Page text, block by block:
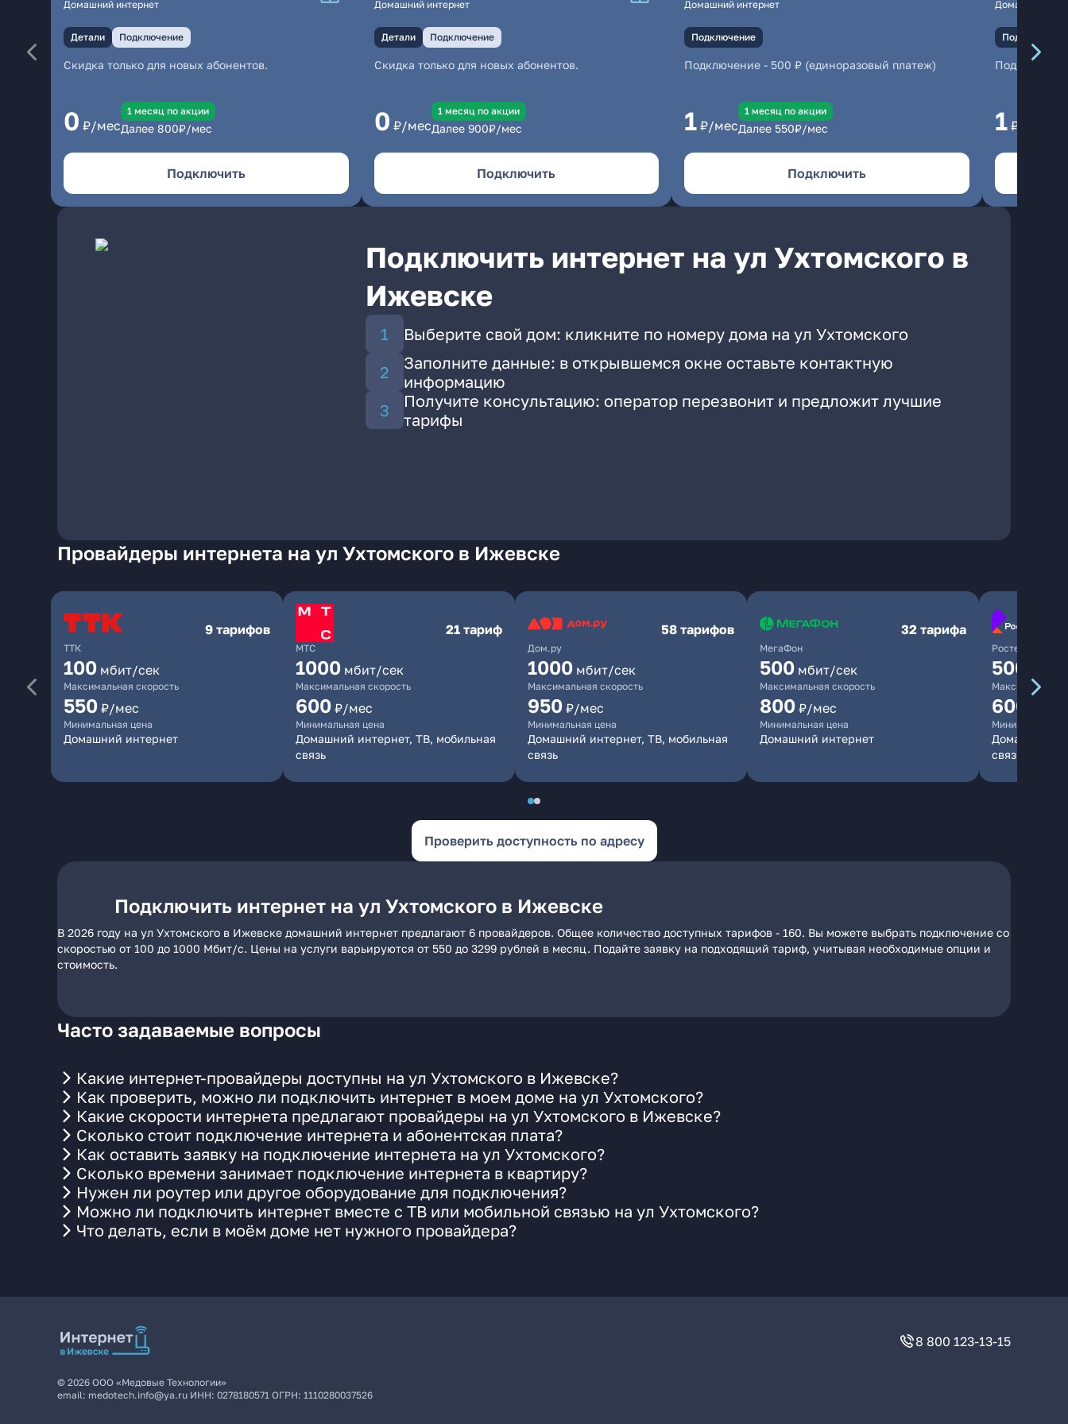
Домашний интернет
Детали Подключение
Скидка только для новых абонентов.
0 ₽/мес
1 месяц по акции
Далее 800₽/мес
Подключить
Домашний интернет
Детали Подключение
Скидка только для новых абонентов.
0 ₽/мес
1 месяц по акции
Далее 900₽/мес
Подключить
Домашний интернет
Подключение
Подключение - 500 ₽ (единоразовый платеж)
1 ₽/мес
1 месяц по акции
Далее 550₽/мес
Подключить
Домашний
Подключение
1 ₽/мес
Подключить интернет на ул Ухтомского в
Ижевске
Выберите свой дом: кликните по номеру дома на ул Ухтомского
Заполните данные: в открывшемся окне оставьте контактную
информацию
Получите консультацию: оператор перезвонит и предложит лучшие
тарифы
Провайдеры интернета на ул Ухтомского в Ижевске
ТТК
9 тарифов
100 мбит/сек
Максимальная скорость
550 ₽/мес
Минимальная цена
Домашний интернет
МТС
21 тариф
1000 мбит/сек
Максимальная скорость
600 ₽/мес
Минимальная цена
Домашний интернет, ТВ, мобильная
связь
Дом.ру
58 тарифов
1000 мбит/сек
Максимальная скорость
950 ₽/мес
Минимальная цена
Домашний интернет, ТВ, мобильная
связь
МегаФон
32 тарифа
500 мбит/сек
Максимальная скорость
800 ₽/мес
Минимальная цена
Домашний интернет
Ростелеком
500
Максимальная
600
Минимальная
Домашний
связь
Проверить доступность по адресу
Подключить интернет на ул Ухтомского в Ижевске
В 2026 году на ул Ухтомского в Ижевске домашний интернет предлагают 6 провайдеров. Общее количество доступных тарифов - 160. Вы можете выбрать подключение со
скоростью от 100 до 1000 Мбит/с. Цены на услуги варьируются от 550 до 3299 рублей в месяц. Подайте заявку на подходящий тариф, учитывая необходимые опции и
стоимость.
Часто задаваемые вопросы
Какие интернет-провайдеры доступны на ул Ухтомского в Ижевске?
Как проверить, можно ли подключить интернет в моем доме на ул Ухтомского?
Какие скорости интернета предлагают провайдеры на ул Ухтомского в Ижевске?
Сколько стоит подключение интернета и абонентская плата?
Как оставить заявку на подключение интернета на ул Ухтомского?
Сколько времени занимает подключение интернета в квартиру?
Нужен ли роутер или другое оборудование для подключения?
Можно ли подключить интернет вместе с ТВ или мобильной связью на ул Ухтомского?
Что делать, если в моём доме нет нужного провайдера?
8 800 123-13-15
© 2026 ООО «Медовые Технологии»
email: medotech.info@ya.ru ИНН: 0278180571 ОГРН: 1110280037526